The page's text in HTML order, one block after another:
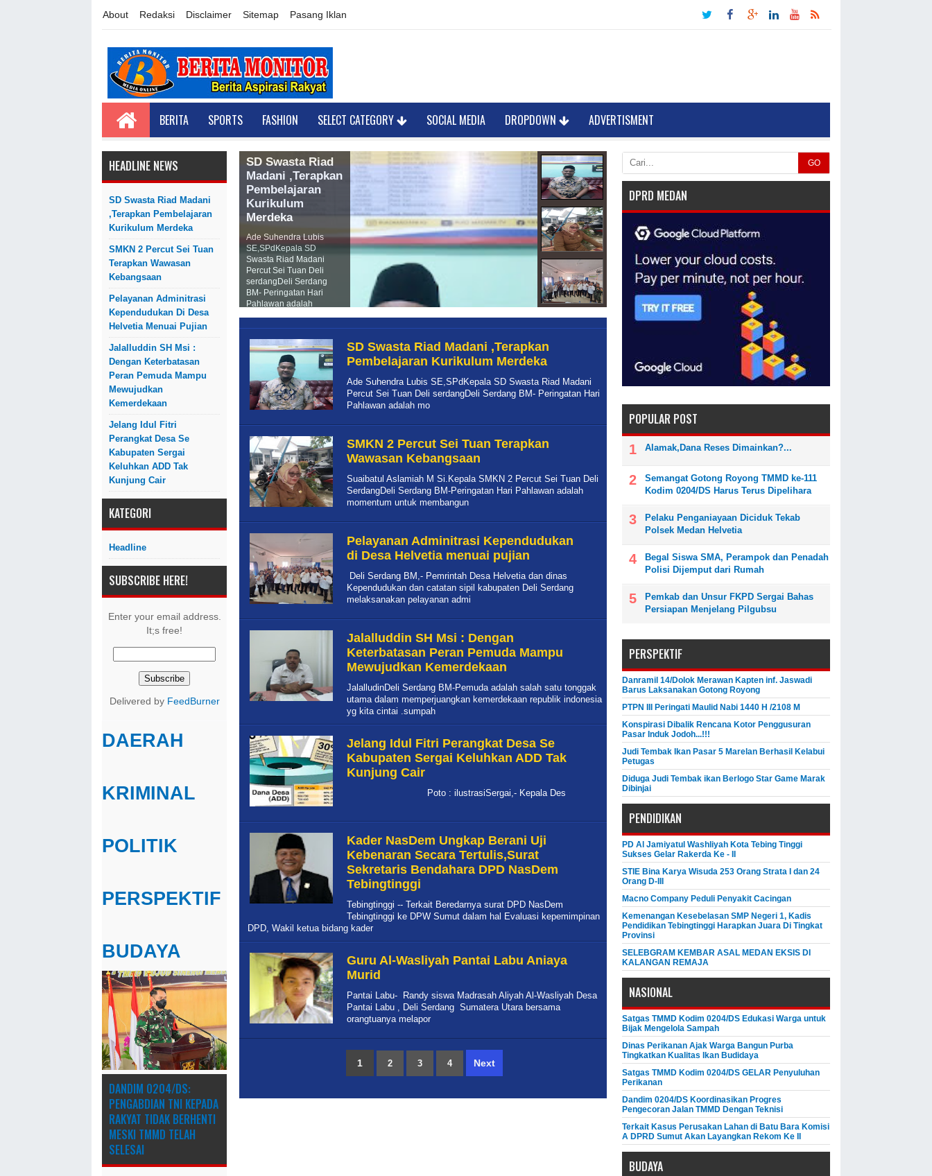
About Redaksi Disclaimer Sitemap Pasang Iklan
BERITA SPORTS FASHION SELECT CATEGORY SOCIAL MEDIA DROPDOWN ADVERTISMENT
HEADLINE NEWS
SD Swasta Riad Madani
,Terapkan Pembelajaran
Kurikulum Merdeka
SMKN 2 Percut Sei Tuan
Terapkan Wawasan
Kebangsaan
Pelayanan Adminitrasi
Kependudukan Di Desa
Helvetia Menuai Pujian
Jalalluddin SH Msi :
Dengan Keterbatasan
Peran Pemuda Mampu
Mewujudkan
Kemerdekaan
Jelang Idul Fitri
Perangkat Desa Se
Kabupaten Sergai
Keluhkan ADD Tak
Kunjung Cair
KATEGORI
Headline
SUBSCRIBE HERE!
Enter your email address.
It;s free!
Delivered by FeedBurner
DAERAH
KRIMINAL
POLITIK
PERSPEKTIF
BUDAYA
DANDIM 0204/DS:
PENGABDIAN TNI KEPADA
RAKYAT TIDAK BERHENTI
MESKI ​TMMD TELAH
SELESAI
SD Swasta Riad
Madani ,Terapkan
Pembelajaran
Kurikulum
Merdeka
Ade Suhendra Lubis
SE,SPdKepala SD
Swasta Riad Madani
Percut Sei Tuan Deli
serdangDeli Serdang
BM- Peringatan Hari
Pahlawan adalah
SMKN 2 Percut
Sei Tuan
Terapkan
Wawasan
Kebangsaan
Suaibatul Aslamiah M
Sei Tuan Deli
SerdangDeli Serdang
BM-Peringatan Hari
Pahlawan adalah
momentum untuk
membangun rasa cinta...
SD Swasta Riad Madani ,Terapkan
Pembelajaran Kurikulum Merdeka
Ade Suhendra Lubis SE,SPdKepala SD Swasta Riad Madani
Percut Sei Tuan Deli serdangDeli Serdang BM- Peringatan Hari
Pahlawan adalah mo
SMKN 2 Percut Sei Tuan Terapkan
Wawasan Kebangsaan
Suaibatul Aslamiah M Si.Kepala SMKN 2 Percut Sei Tuan Deli
SerdangDeli Serdang BM-Peringatan Hari Pahlawan adalah
momentum untuk membangun
Pelayanan Adminitrasi Kependudukan
di Desa Helvetia menuai pujian
Deli Serdang BM,- Pemrintah Desa Helvetia dan dinas
Kependudukan dan catatan sipil kabupaten Deli Serdang
melaksanakan pelayanan admi
Jalalluddin SH Msi : Dengan
Keterbatasan Peran Pemuda Mampu
Mewujudkan Kemerdekaan
JalalludinDeli Serdang BM-Pemuda adalah salah satu tonggak
utama dalam memperjuangkan kemerdekaan republik indonesia
yg kita cintai .sumpah
Jelang Idul Fitri Perangkat Desa Se
Kabupaten Sergai Keluhkan ADD Tak
Kunjung Cair
Poto : ilustrasiSergai,- Kepala Des
Kader NasDem Ungkap Berani Uji
Kebenaran Secara Tertulis,Surat
Sekretaris Bendahara DPD NasDem
Tebingtinggi
Tebingtinggi -- Terkait Beredarnya surat DPD NasDem
Tebingtinggi ke DPW Sumut dalam hal Evaluasi kepemimpinan
DPD, Wakil ketua bidang kader
Guru Al-Wasliyah Pantai Labu Aniaya
Murid
Pantai Labu- Randy siswa Madrasah Aliyah Al-Wasliyah Desa
Pantai Labu , Deli Serdang Sumatera Utara bersama
orangtuanya melapor
1 2 3 4 Next
GO
DPRD MEDAN
POPULAR POST
Alamak,Dana Reses Dimainkan?...
Semangat Gotong Royong TMMD ke-111
Kodim 0204/DS Harus Terus Dipelihara
Pelaku Penganiayaan Diciduk Tekab
Polsek Medan Helvetia
Begal Siswa SMA, Perampok dan Penadah
Polisi Dijemput dari Rumah
Pemkab dan Unsur FKPD Sergai Bahas
Persiapan Menjelang Pilgubsu
PERSPEKTIF
Danramil 14/Dolok Merawan Kapten inf. Jaswadi
Barus Laksanakan Gotong Royong
PTPN III Peringati Maulid Nabi 1440 H /2108 M
Konspirasi Dibalik Rencana Kotor Penggusuran
Pasar Induk Jodoh...!!!
Judi Tembak Ikan Pasar 5 Marelan Berhasil Kelabui
Petugas
Diduga Judi Tembak ikan Berlogo Star Game Marak
Dibinjai
PENDIDIKAN
PD Al Jamiyatul Washliyah Kota Tebing Tinggi
Sukses Gelar Rakerda Ke - II
STIE Bina Karya Wisuda 253 Orang Strata I dan 24
Orang D-III
Macno Company Peduli Penyakit Cacingan
Kemenangan Kesebelasan SMP Negeri 1, Kadis
Pendidikan Tebingtinggi Harapkan Juara Di Tingkat
Provinsi
SELEBGRAM KEMBAR ASAL MEDAN EKSIS DI
KALANGAN REMAJA
NASIONAL
Satgas TMMD Kodim 0204/DS Edukasi Warga untuk
Bijak Mengelola Sampah
Dinas Perikanan Ajak Warga Bangun Purba
Tingkatkan Kualitas Ikan Budidaya
Satgas TMMD Kodim 0204/DS GELAR Penyuluhan
Perikanan
Dandim 0204/DS Koordinasikan Progres
Pengecoran Jalan TMMD Dengan Teknisi
Terkait Kasus Perusakan Lahan di Batu Bara Komisi
A DPRD Sumut Akan Layangkan Rekom Ke II
BUDAYA